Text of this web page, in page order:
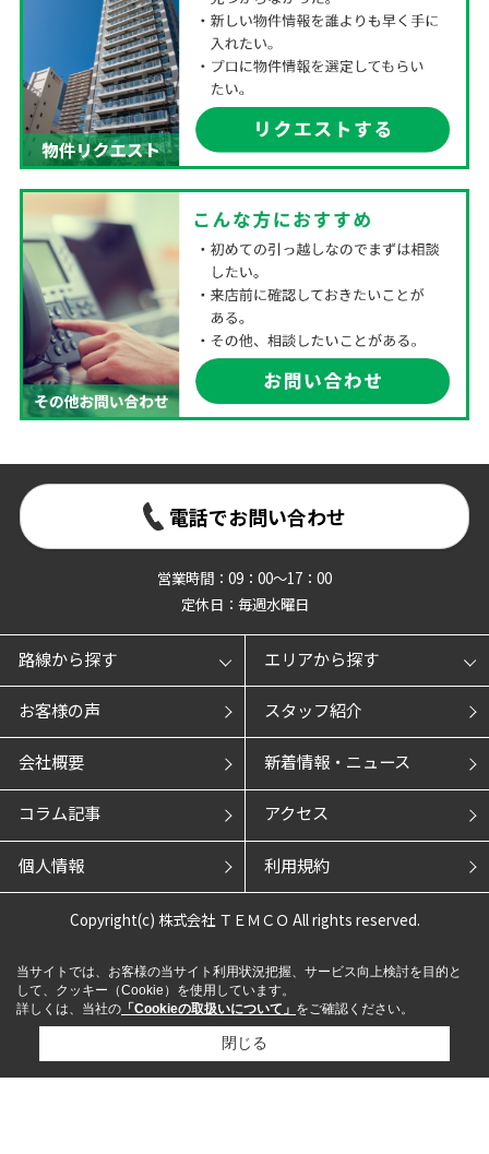
電話でお問い合わせ
営業時間：09：00～17：00
定休日：毎週水曜日
路線から探す エリアから探す
お客様の声 スタッフ紹介
会社概要 新着情報・ニュース
コラム記事 アクセス
個人情報 利用規約
Copyright(c) 株式会社 ＴＥＭＣＯ All rights reserved.
当サイトでは、お客様の当サイト利用状況把握、サービス向上検討を目的と
して、クッキー（Cookie）を使用しています。
詳しくは、当社の 「Cookieの取扱いについて」 をご確認ください。
閉じる